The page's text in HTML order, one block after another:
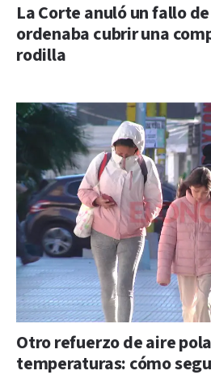
La Corte anuló un fallo
ordenaba cubrir una
rodilla
Otro refuerzo de aire
temperaturas: cómo